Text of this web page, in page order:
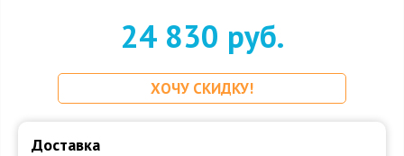
24 830 руб.
ХОЧУ СКИДКУ!
Доставка